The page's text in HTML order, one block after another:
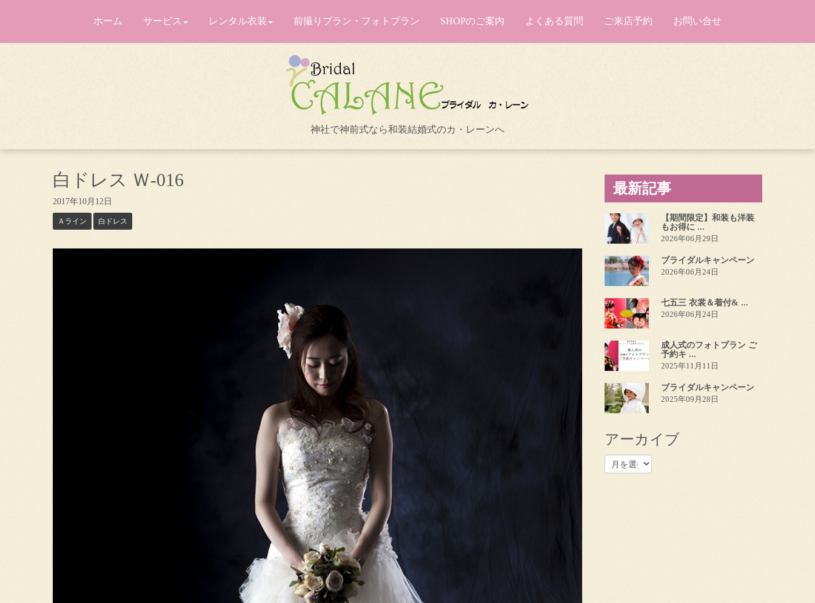
ホーム サービス レンタル衣装 前撮りプラン・フォトプラン SHOPのご案内 よくある質問 ご来店予約 お問い合せ
神社で神前式なら和装結婚式のカ・レーンへ
白ドレス Ｗ-016
2017年10月12日
Ａライン 白ドレス
最新記事
【期間限定】和装も洋装
もお得に ...
2026年06月29日
ブライダルキャンペーン
2026年06月24日
七五三 衣裳＆着付& ...
2026年06月24日
成人式のフォトプラン ご
予約キ ...
2025年11月11日
ブライダルキャンペーン
2025年09月28日
アーカイブ